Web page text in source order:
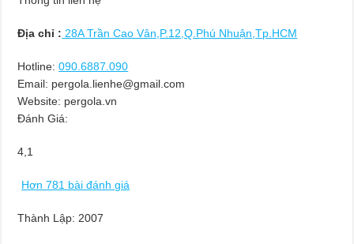
Địa chỉ : 28A Trần Cao Vân,P.12,Q.Phú Nhuận,Tp.HCM
Hotline: 090.6887.090
Email: pergola.lienhe@gmail.com
Website: pergola.vn
Đánh Giá:
4,1
Hơn 781 bài đánh giá
Thành Lập: 2007